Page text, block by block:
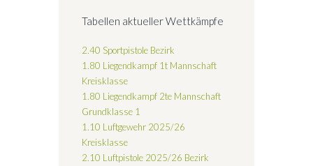
Tabellen aktueller Wettkämpfe
2.40 Sportpistole Bezirk
1.80 Liegendkampf 1t Mannschaft
Kreisklasse
1.80 Liegendkampf 2te Mannschaft
Grundklasse 1
1.10 Luftgewehr 2025/26
Kreisklasse
2.10 Luftpistole 2025/26 Bezirk